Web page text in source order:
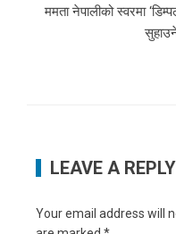
ममता नेपालीको स्वरमा
LEAVE A REPLY
Your email address will